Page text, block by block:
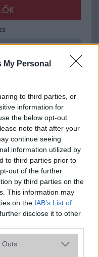
My Personal
to third parties, or
information for
the below opt-out
note that after your
continue seeing
information utilized by
to third parties prior to
out of the further
by third parties on the
This information may
on the IAB’s List of
disclose it to other
one or more Google
Outs
sensor
szolgáltatás
független szótár
Document viewer (Word,
PowerPoint, PDF)
szolgáltatás